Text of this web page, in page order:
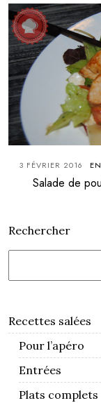
3 FÉVRIER 2016
Salade de
Rechercher
Recettes salées
Pour l’apéro
Entrées
Plats complets